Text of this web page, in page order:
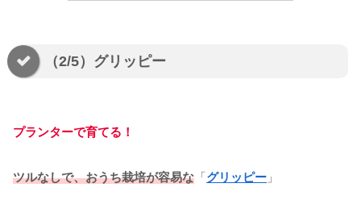
（2/5）グリッピー
プランターで育てる！
ツルなしで、おうち栽培が容易な 「 グリッピー 」